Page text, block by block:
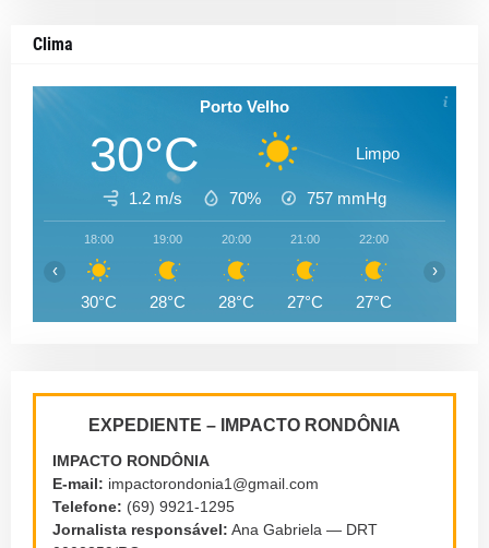
Clima
Porto Velho
30°C Limpo
1.2 m/s 70% 757 mmHg
18:00
30°C
19:00
28°C
20:00
28°C
21:00
27°C
22:00
27°C
‹ ›
EXPEDIENTE – IMPACTO RONDÔNIA
IMPACTO RONDÔNIA
E-mail: impactorondonia1@gmail.com
Telefone: (69) 9921-1295
Jornalista responsável: Ana Gabriela — DRT